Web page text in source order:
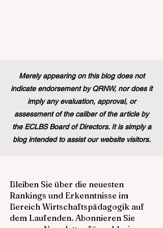
Merely appearing on this blog does not
indicate endorsement by QRNW, nor does it
imply any evaluation, approval, or
assessment of the caliber of the article by
the ECLBS Board of Directors. It is simply a
blog intended to assist our website visitors.
Bleiben Sie über die neuesten
Rankings und Erkenntnisse im
Bereich Wirtschaftspädagogik auf
dem Laufenden. Abonnieren Sie